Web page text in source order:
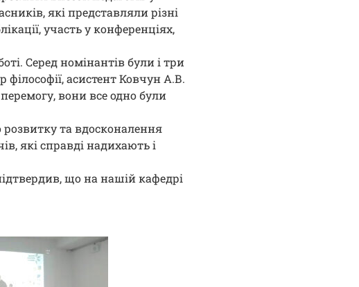
які представляли різні
участь у конференціях,
Серед номінантів були і три
асистент Ковчун А.В.
вони все одно були
та вдосконалення
які справді надихають і
що на нашій кафедрі